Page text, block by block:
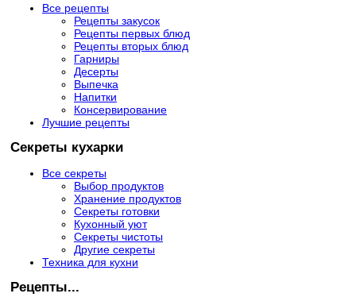
Все рецепты
Рецепты закусок
Рецепты первых блюд
Рецепты вторых блюд
Гарниры
Десерты
Выпечка
Напитки
Консервирование
Лучшие рецепты
Секреты кухарки
Все секреты
Выбор продуктов
Хранение продуктов
Секреты готовки
Кухонный уют
Секреты чистоты
Другие секреты
Техника для кухни
Рецепты...